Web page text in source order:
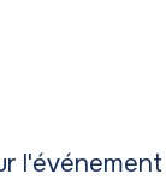
l'événement